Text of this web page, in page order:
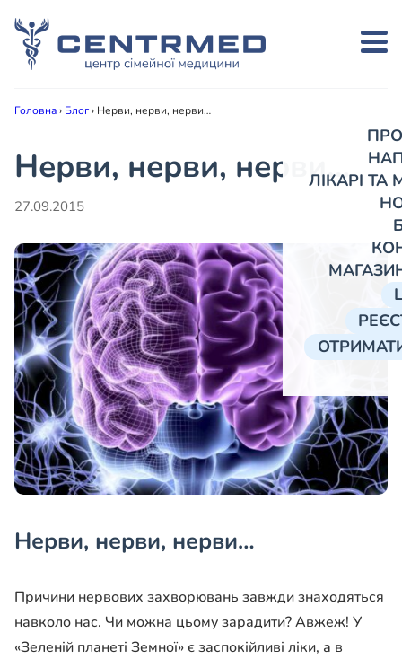
ЛІКАРІ
Головна› Блог› Нерви, нерви, нерви…
Нерви, нерви, нерви…
27.09.2015
Нерви, нерви, нерви…
Причини нервових захворювань завжди знаходяться
навколо нас. Чи можна цьому зарадити? Авжеж! У
«Зеленій планеті Земної» є заспокійливі ліки, а в